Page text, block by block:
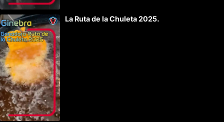
La Ruta de la Chuleta 2025.